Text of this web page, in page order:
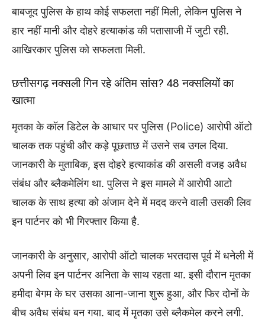
बाबजूद पुलिस के हाथ कोई सफलता नहीं मिली, लेकिन पुलिस ने
हार नहीं मानी और दोहरे हत्याकांड की पतासाजी में जुटी रही.
आखिरकार पुलिस को सफलता मिली.
छत्तीसगढ़ नक्सली गिन रहे अंतिम सांस? 48 नक्सलियों का
खात्मा
मृतका के कॉल डिटेल के आधार पर पुलिस (Police) आरोपी ऑटो
चालक तक पहुंची और कड़े पूछताछ में उसने सब उगल दिया.
जानकारी के मुताबिक, इस दोहरे हत्याकांड की असली वजह अवैध
संबंध और ब्लैकमेलिंग था. पुलिस ने इस मामले में आरोपी आटो
चालक के साथ हत्या को अंजाम देने में मदद करने वाली उसकी लिव
इन पार्टनर को भी गिरफ्तार किया है.
जानकारी के अनुसार, आरोपी ऑटो चालक भरतदास पूर्व में धनेली में
अपनी लिव इन पार्टनर अनिता के साथ रहता था. इसी दौरान मृतका
हमीदा बेगम के घर उसका आना-जाना शुरू हुआ, और फिर दोनों के
बीच अवैध संबंध बन गया. बाद में मृतका उसे ब्लैकमेल करने लगी.